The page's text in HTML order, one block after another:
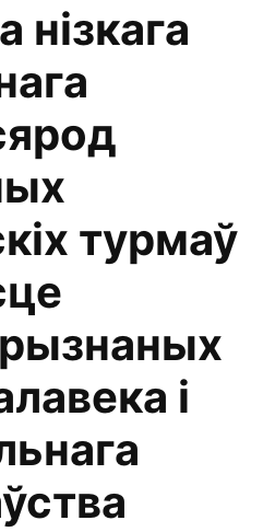
турмаў
і